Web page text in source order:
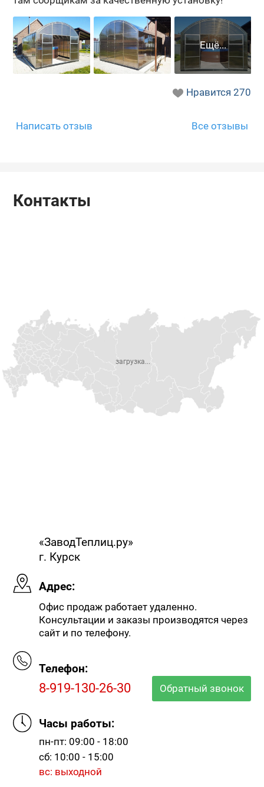
Нравится270
Написать отзыв Все отзывы
Контакты
«ЗаводТеплиц.ру»
г. Курск
Адрес:
Офис продаж работает удаленно.
Консультации и заказы производятся через
сайт и по телефону.
Телефон:
8-919-130-26-30 Обратный звонок
Часы работы:
пн-пт: 09:00 - 18:00
сб: 10:00 - 15:00
вс: выходной
загрузка...